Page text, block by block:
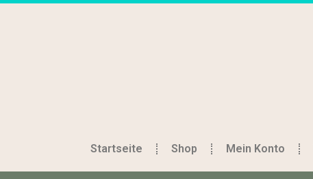
Startseite Shop Mein Konto